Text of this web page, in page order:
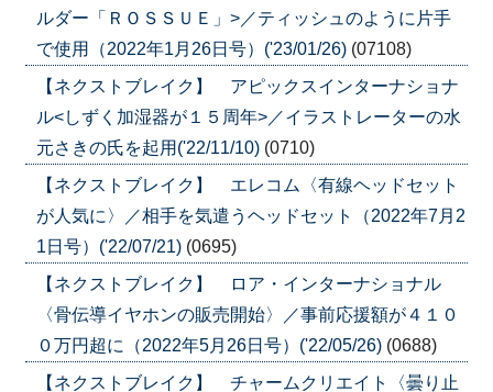
ルダー「ＲＯＳＳＵＥ」>／ティッシュのように片手
で使用（2022年1月26日号）('23/01/26) (07108)
【ネクストブレイク】 アピックスインターナショナ
ル<しずく加湿器が１５周年>／イラストレーターの水
元さきの氏を起用('22/11/10) (0710)
【ネクストブレイク】 エレコム〈有線ヘッドセット
が人気に〉／相手を気遣うヘッドセット（2022年7月2
1日号）('22/07/21) (0695)
【ネクストブレイク】 ロア・インターナショナル
〈骨伝導イヤホンの販売開始〉／事前応援額が４１０
０万円超に（2022年5月26日号）('22/05/26) (0688)
【ネクストブレイク】 チャームクリエイト〈曇り止